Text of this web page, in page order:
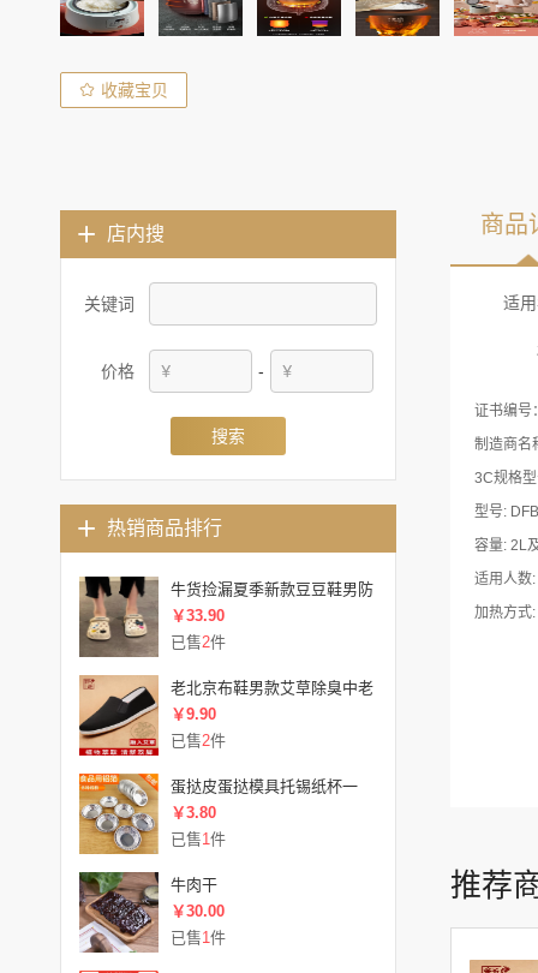
收藏宝贝
店内搜
关键词
价格 -
搜索
热销商品排行
牛货捡漏夏季新款豆豆鞋男防
￥33.90
已售2件
老北京布鞋男款艾草除臭中老
￥9.90
已售2件
蛋挞皮蛋挞模具托锡纸杯一
￥3.80
已售1件
牛肉干
￥30.00
已售1件
商品
适
证书编号
制造商名
型号:
容量: 2L
适用人数
加热方式
推荐